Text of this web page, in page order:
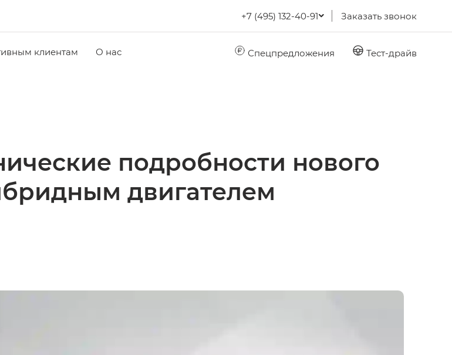
+7 (495) 132-40-91 Заказать звонок
клиентам О нас Спецпредложения Тест-драйв
подробности нового
двигателем